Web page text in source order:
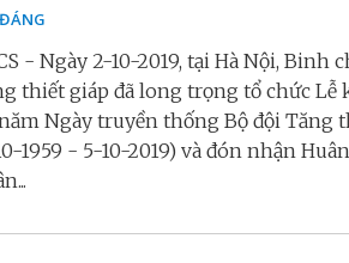
- Ngày 2-10-2019, tại Hà Nội, Binh
thiết giáp đã long trọng tổ chức Lễ
Ngày truyền thống Bộ đội Tăng
1959 - 5-10-2019) và đón nhận